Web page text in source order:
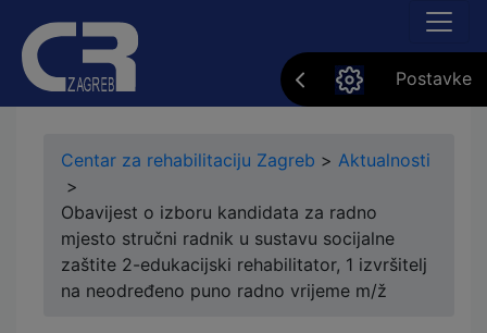
Postavke
Centar za rehabilitaciju Zagreb > Aktualnosti
>
Obavijest o izboru kandidata za radno
mjesto stručni radnik u sustavu socijalne
zaštite 2-edukacijski rehabilitator, 1 izvršitelj
na neodređeno puno radno vrijeme m/ž